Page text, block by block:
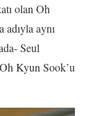
olan Oh
aynı
Seul
Kyun Sook’u